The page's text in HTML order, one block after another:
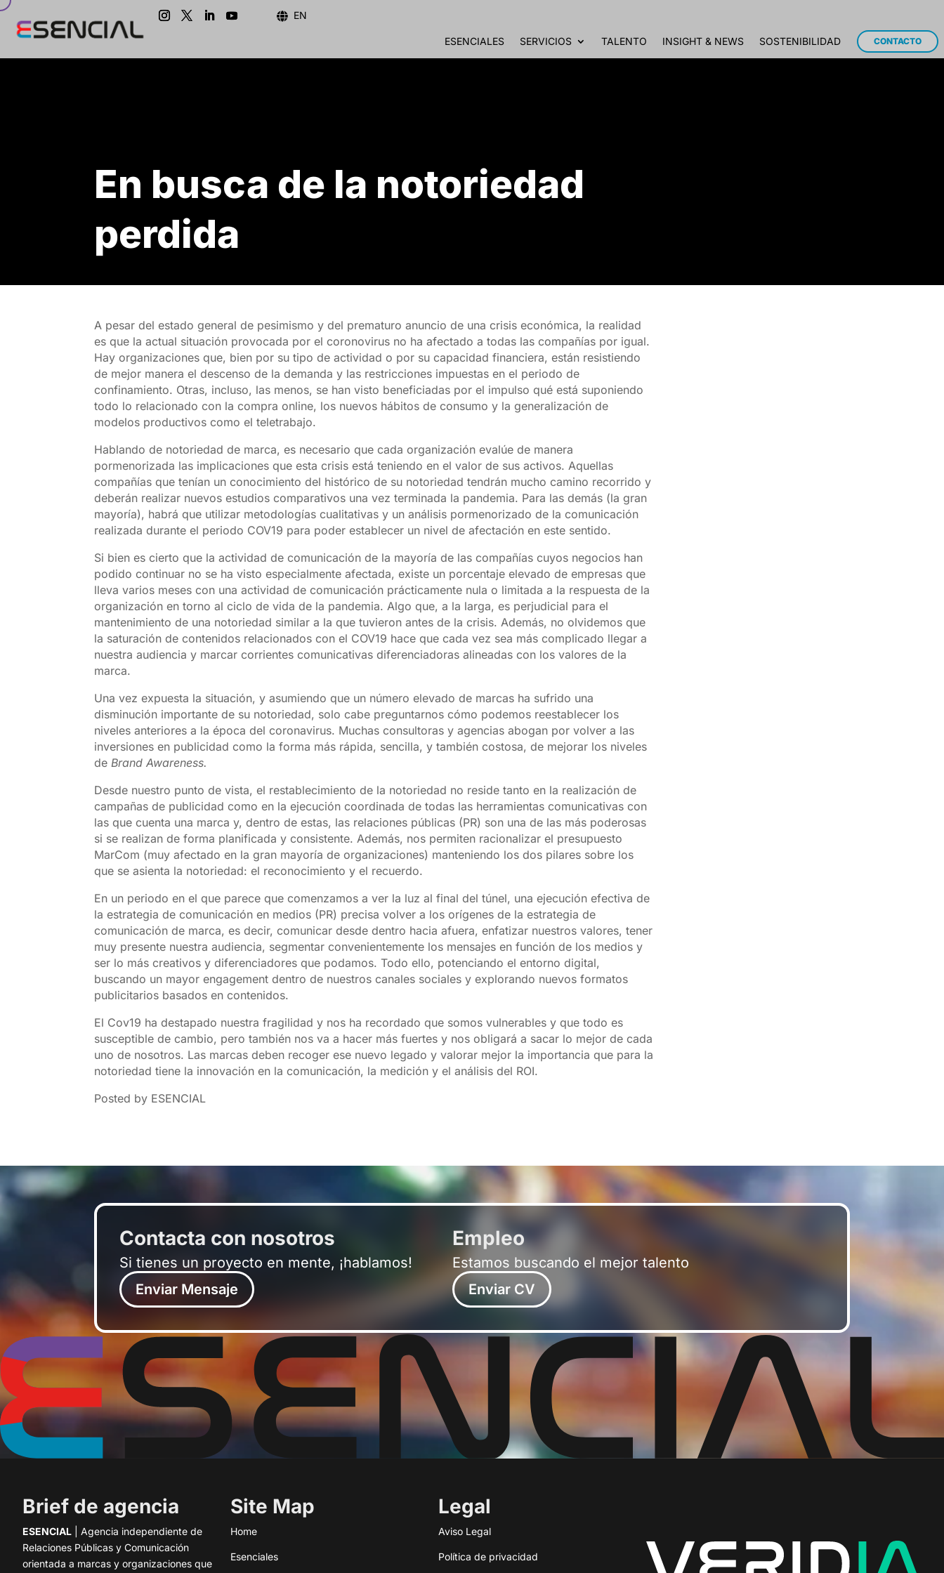
 EN
ESENCIALES SERVICIOS TALENTO INSIGHT & NEWS SOSTENIBILIDAD CONTACTO
En busca de la notoriedad
perdida
A pesar del estado general de pesimismo y del prematuro anuncio de una crisis económica, la realidad
es que la actual situación provocada por el coronovirus no ha afectado a todas las compañías por igual.
Hay organizaciones que, bien por su tipo de actividad o por su capacidad financiera, están resistiendo
de mejor manera el descenso de la demanda y las restricciones impuestas en el periodo de
confinamiento. Otras, incluso, las menos, se han visto beneficiadas por el impulso qué está suponiendo
todo lo relacionado con la compra online, los nuevos hábitos de consumo y la generalización de
modelos productivos como el teletrabajo.
Hablando de notoriedad de marca, es necesario que cada organización evalúe de manera
pormenorizada las implicaciones que esta crisis está teniendo en el valor de sus activos. Aquellas
compañías que tenían un conocimiento del histórico de su notoriedad tendrán mucho camino recorrido y
deberán realizar nuevos estudios comparativos una vez terminada la pandemia. Para las demás (la gran
mayoría), habrá que utilizar metodologías cualitativas y un análisis pormenorizado de la comunicación
realizada durante el periodo COV19 para poder establecer un nivel de afectación en este sentido.
Si bien es cierto que la actividad de comunicación de la mayoría de las compañías cuyos negocios han
podido continuar no se ha visto especialmente afectada, existe un porcentaje elevado de empresas que
lleva varios meses con una actividad de comunicación prácticamente nula o limitada a la respuesta de la
organización en torno al ciclo de vida de la pandemia. Algo que, a la larga, es perjudicial para el
mantenimiento de una notoriedad similar a la que tuvieron antes de la crisis. Además, no olvidemos que
la saturación de contenidos relacionados con el COV19 hace que cada vez sea más complicado llegar a
nuestra audiencia y marcar corrientes comunicativas diferenciadoras alineadas con los valores de la
marca.
Una vez expuesta la situación, y asumiendo que un número elevado de marcas ha sufrido una
disminución importante de su notoriedad, solo cabe preguntarnos cómo podemos reestablecer los
niveles anteriores a la época del coronavirus. Muchas consultoras y agencias abogan por volver a las
inversiones en publicidad como la forma más rápida, sencilla, y también costosa, de mejorar los niveles
de Brand Awareness.
Desde nuestro punto de vista, el restablecimiento de la notoriedad no reside tanto en la realización de
campañas de publicidad como en la ejecución coordinada de todas las herramientas comunicativas con
las que cuenta una marca y, dentro de estas, las relaciones públicas (PR) son una de las más poderosas
si se realizan de forma planificada y consistente. Además, nos permiten racionalizar el presupuesto
MarCom (muy afectado en la gran mayoría de organizaciones) manteniendo los dos pilares sobre los
que se asienta la notoriedad: el reconocimiento y el recuerdo.
En un periodo en el que parece que comenzamos a ver la luz al final del túnel, una ejecución efectiva de
la estrategia de comunicación en medios (PR) precisa volver a los orígenes de la estrategia de
comunicación de marca, es decir, comunicar desde dentro hacia afuera, enfatizar nuestros valores, tener
muy presente nuestra audiencia, segmentar convenientemente los mensajes en función de los medios y
ser lo más creativos y diferenciadores que podamos. Todo ello, potenciando el entorno digital,
buscando un mayor engagement dentro de nuestros canales sociales y explorando nuevos formatos
publicitarios basados en contenidos.
El Cov19 ha destapado nuestra fragilidad y nos ha recordado que somos vulnerables y que todo es
susceptible de cambio, pero también nos va a hacer más fuertes y nos obligará a sacar lo mejor de cada
uno de nosotros. Las marcas deben recoger ese nuevo legado y valorar mejor la importancia que para la
notoriedad tiene la innovación en la comunicación, la medición y el análisis del ROI.
Posted by ESENCIAL
Contacta con nosotros
Si tienes un proyecto en mente, ¡hablamos!
Enviar Mensaje
Empleo
Estamos buscando el mejor talento
Enviar CV
Brief de agencia
ESENCIAL | Agencia independiente de
Relaciones Públicas y Comunicación
orientada a marcas y organizaciones que
Site Map
Home
Esenciales
Legal
Aviso Legal
Política de privacidad